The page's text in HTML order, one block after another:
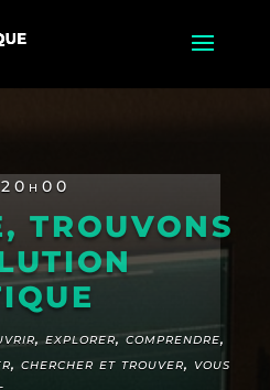
TROUVONS
explorer, comprendre,
chercher et trouver, vous